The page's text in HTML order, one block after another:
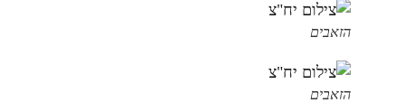
הזאבים
הזאבים